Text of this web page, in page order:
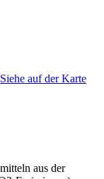
Siehe auf der Karte